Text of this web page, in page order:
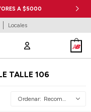
A $5000
Locales
TALLE 106
Recomendados